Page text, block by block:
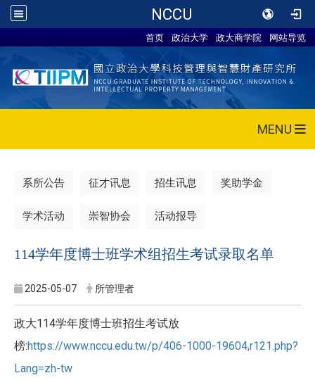
NCCU
首页 政治大学 政大商学院 网站导览
MENU
系所公告 征才讯息 招生讯息 奖助学金
学术活动 崇智协会 活动报导
114学年度博士班学术组招生考试录取名单
2025-05-07 所管理者
政大114学年度博士班招生考试放
榜:https://www.nccu.edu.tw/p/406-1000-19604,r121.php?
Lang=zh-tw